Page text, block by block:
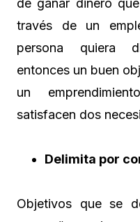
de ganar dinero
través de un
persona quiera
entonces un buen
un
satisfacen dos
Delimita por
Objetivos que se